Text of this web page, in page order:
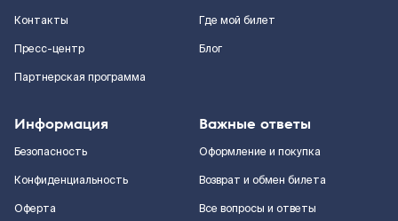
Контакты
Пресс-центр
Партнерская программа
Где мой билет
Блог
Информация
Безопасность
Конфиденциальность
Оферта
Важные ответы
Оформление и покупка
Возврат и обмен билета
Все вопросы и ответы